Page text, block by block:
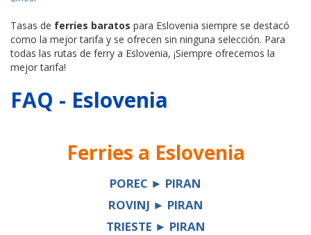
Tasas de ferries baratos para Eslovenia siempre se destacó
como la mejor tarifa y se ofrecen sin ninguna selección. Para
todas las rutas de ferry a Eslovenia, ¡Siempre ofrecemos la
mejor tarifa!
FAQ - Eslovenia
Ferries a Eslovenia
POREC ► PIRAN
ROVINJ ► PIRAN
TRIESTE ► PIRAN